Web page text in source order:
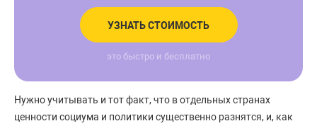
УЗНАТЬ СТОИМОСТЬ
это быстро и бесплатно
Нужно учитывать и тот факт, что в отдельных странах
ценности социума и политики существенно разнятся, и, как